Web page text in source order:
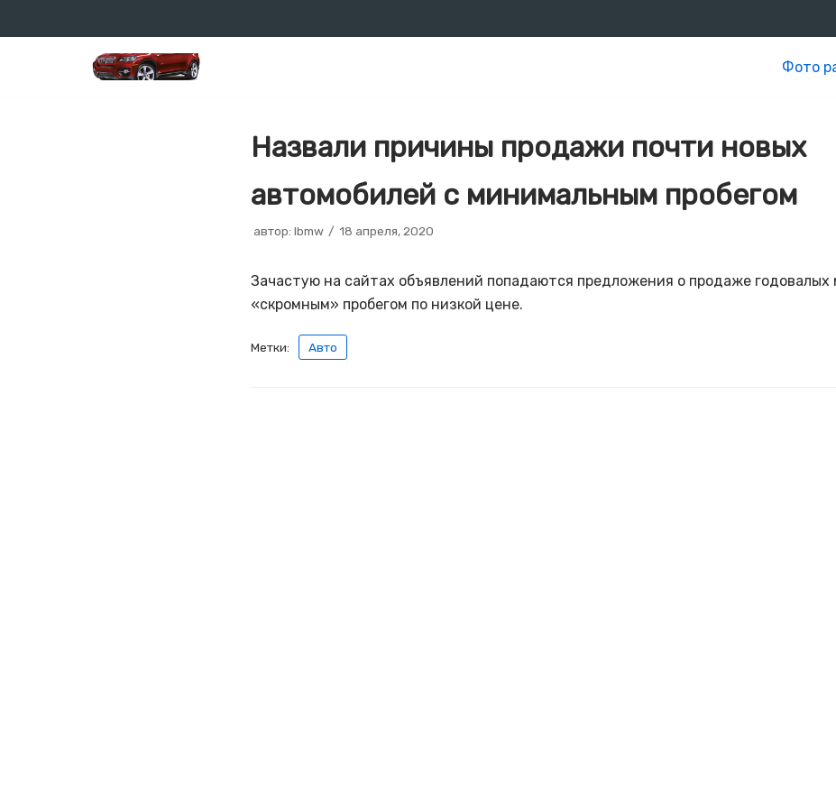
Фото
Назвали причины продажи почти новых
автомобилей с минимальным пробегом
автор: lbmw 18 апреля, 2020
Зачастую на сайтах объявлений попадаются предложения о продаже
«скромным» пробегом по низкой цене.
Метки: Авто